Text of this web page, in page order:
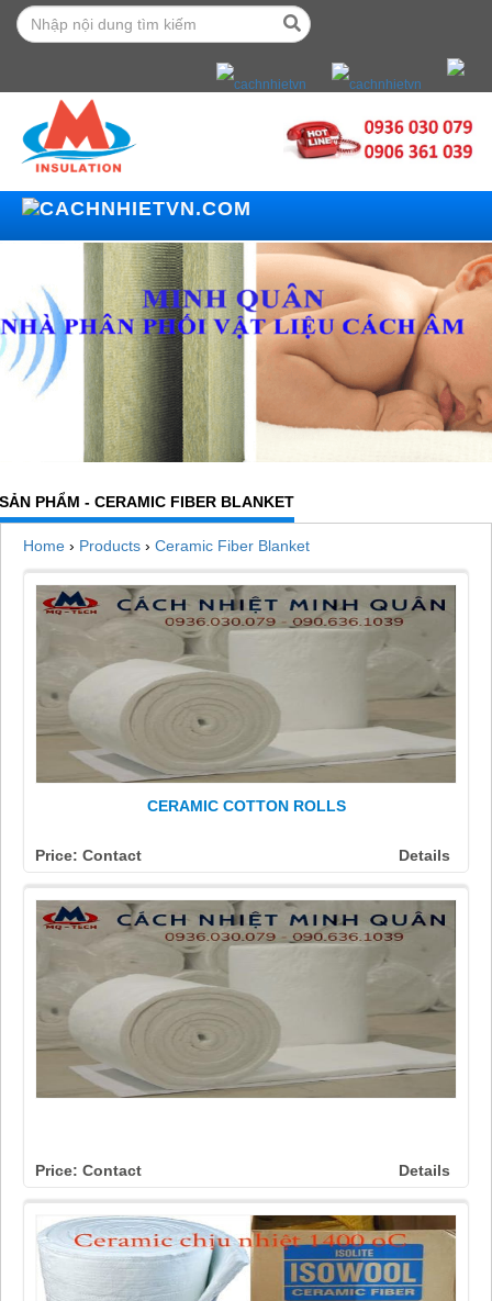
SẢN PHẨM - CERAMIC FIBER BLANKET
Home › Products › Ceramic Fiber Blanket
CERAMIC COTTON ROLLS
Price: Contact Details
Price: Contact Details